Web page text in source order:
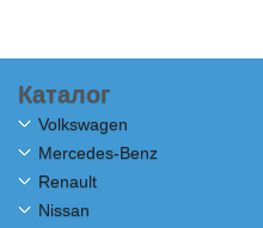
Каталог
Volkswagen
Mercedes-Benz
Renault
Nissan